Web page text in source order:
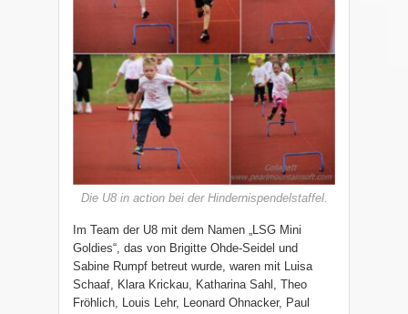
Die U8 in action bei der Hindernispendelstaffel.
Im Team der U8 mit dem Namen „LSG Mini
Goldies“, das von Brigitte Ohde-Seidel und
Sabine Rumpf betreut wurde, waren mit Luisa
Schaaf, Klara Krickau, Katharina Sahl, Theo
Fröhlich, Louis Lehr, Leonard Ohnacker, Paul